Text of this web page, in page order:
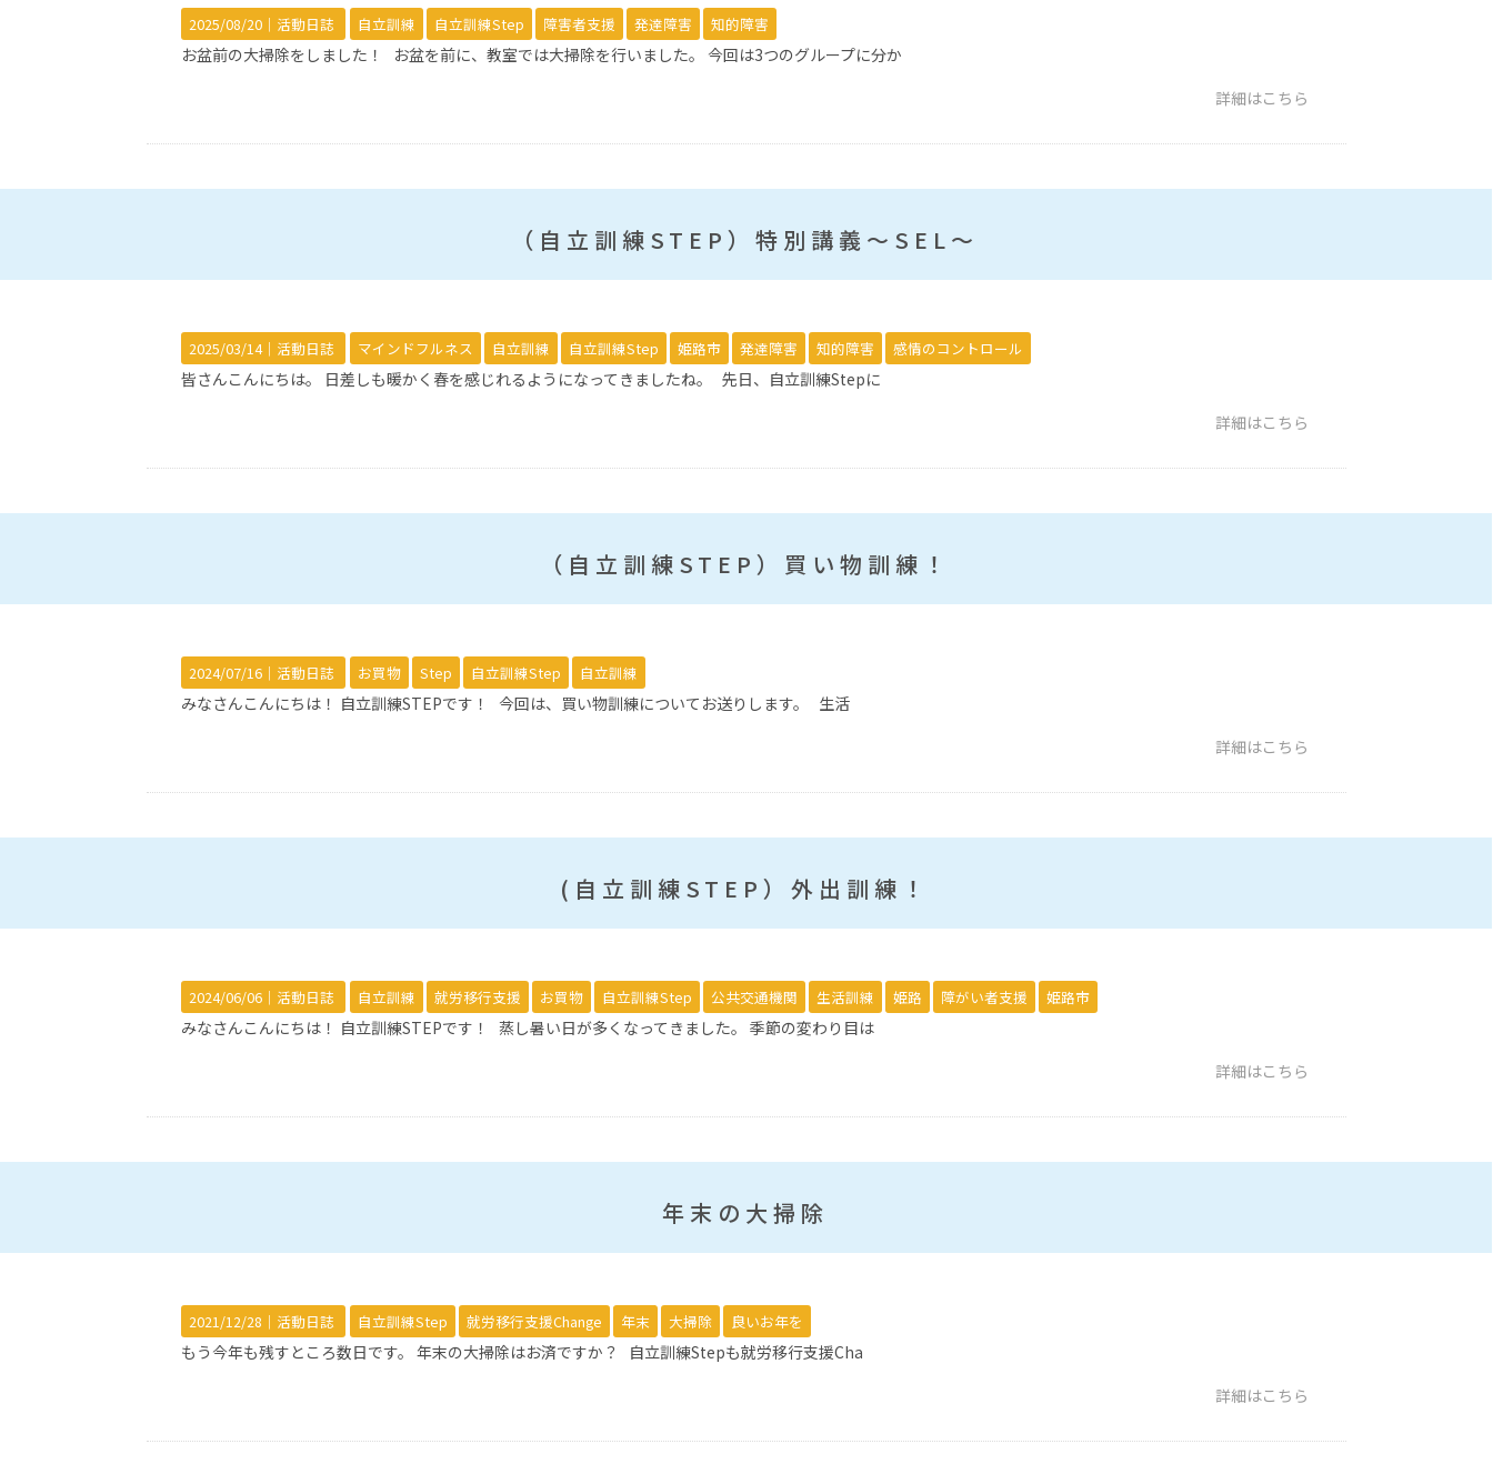
2025/08/20｜ 活動日誌 自立訓練 自立訓練Step 障害者支援 発達障害 知的障害
お盆前の大掃除をしました！ お盆を前に、教室では大掃除を行いました。 今回は3つのグループに分か
詳細はこちら
（自立訓練STEP）特別講義～SEL～
2025/03/14｜ 活動日誌 マインドフルネス 自立訓練 自立訓練Step 姫路市 発達障害 知的障害 感情のコントロール
皆さんこんにちは。 日差しも暖かく春を感じれるようになってきましたね。 先日、自立訓練Stepに
詳細はこちら
（自立訓練STEP）買い物訓練！
2024/07/16｜ 活動日誌 お買物 Step 自立訓練Step 自立訓練
みなさんこんにちは！ 自立訓練STEPです！ 今回は、買い物訓練についてお送りします。 生活
詳細はこちら
(自立訓練STEP）外出訓練！
2024/06/06｜ 活動日誌 自立訓練 就労移行支援 お買物 自立訓練Step 公共交通機関 生活訓練 姫路 障がい者支援 姫路市
みなさんこんにちは！ 自立訓練STEPです！ 蒸し暑い日が多くなってきました。 季節の変わり目は
詳細はこちら
年末の大掃除
2021/12/28｜ 活動日誌 自立訓練Step 就労移行支援Change 年末 大掃除 良いお年を
もう今年も残すところ数日です。 年末の大掃除はお済ですか？ 自立訓練Stepも就労移行支援Cha
詳細はこちら